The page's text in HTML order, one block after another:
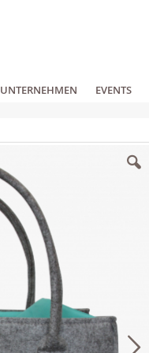
UNTERNEHMEN EVENTS